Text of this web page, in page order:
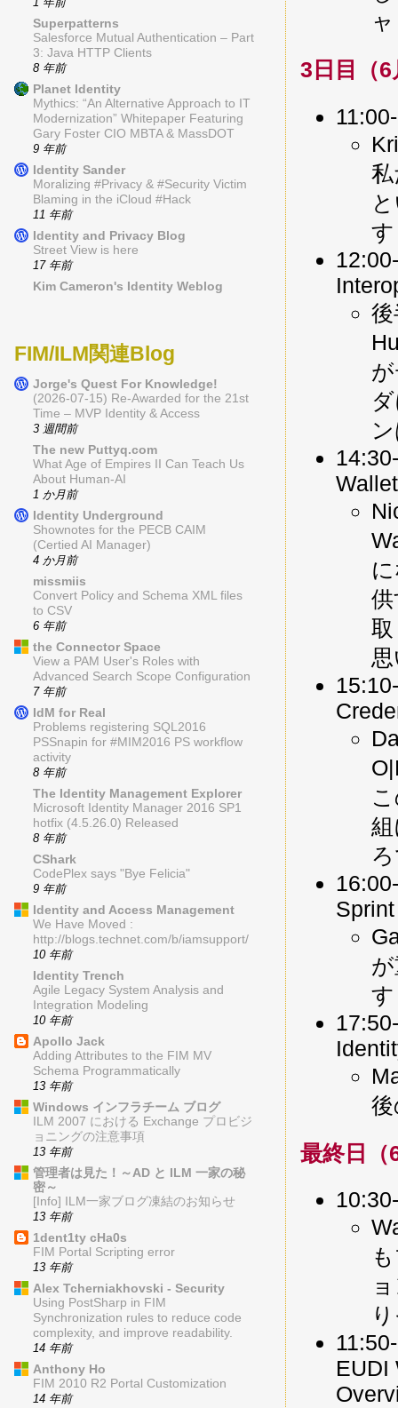
3日目（
す
す
最終日（
EUDI
Superpatterns
Salesforce Mutual Authentication – Part
3: Java HTTP Clients
8 年前
Planet Identity
Mythics: “An Alternative Approach to IT
Modernization” Whitepaper Featuring
Gary Foster CIO MBTA & MassDOT
9 年前
Identity Sander
Moralizing #Privacy & #Security Victim
Blaming in the iCloud #Hack
11 年前
Identity and Privacy Blog
Street View is here
17 年前
Kim Cameron's Identity Weblog
FIM/ILM関連Blog
Jorge's Quest For Knowledge!
(2026-07-15) Re-Awarded for the 21st
Time – MVP Identity & Access
3 週間前
The new Puttyq.com
What Age of Empires II Can Teach Us
About Human-AI
1 か月前
Identity Underground
Shownotes for the PECB CAIM
(Certied AI Manager)
4 か月前
missmiis
Convert Policy and Schema XML files
to CSV
6 年前
the Connector Space
View a PAM User's Roles with
Advanced Search Scope Configuration
7 年前
IdM for Real
Problems registering SQL2016
PSSnapin for #MIM2016 PS workflow
activity
8 年前
The Identity Management Explorer
Microsoft Identity Manager 2016 SP1
hotfix (4.5.26.0) Released
8 年前
CShark
CodePlex says "Bye Felicia"
9 年前
Identity and Access Management
We Have Moved :
http://blogs.technet.com/b/iamsupport/
10 年前
Identity Trench
Agile Legacy System Analysis and
Integration Modeling
10 年前
Apollo Jack
Adding Attributes to the FIM MV
Schema Programmatically
13 年前
Windows インフラチーム ブログ
ILM 2007 における Exchange プロビジ
ョニングの注意事項
13 年前
管理者は見た！～AD と ILM 一家の秘
密～
[Info] ILM一家ブログ凍結のお知らせ
13 年前
1dent1ty cHa0s
FIM Portal Scripting error
13 年前
Alex Tcherniakhovski - Security
Using PostSharp in FIM
Synchronization rules to reduce code
complexity, and improve readability.
14 年前
Anthony Ho
FIM 2010 R2 Portal Customization
14 年前